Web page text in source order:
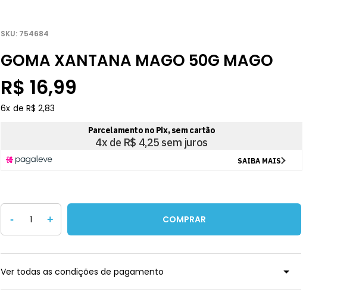
754684
GOMA XANTANA MAGO 50G MAGO
R$ 16,99
6x R$ 2,83
- + COMPRAR
Ver todas as condições de pagamento